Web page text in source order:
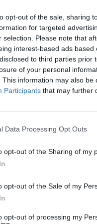
opt-out of the sale, sharing
for targeted
selection. Please note that
interest-based ads
to third parties
of your personal
This information may also
Participants that may further
Data Processing Opt Outs
opt-out of the Sharing of my
opt-out of the Sale of my
opt-out of processing my
obostrzeń nie wpłynęło